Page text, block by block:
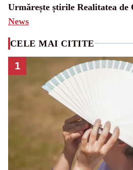
Urmărește știrile Realitatea de
News
CELE MAI CITITE
1